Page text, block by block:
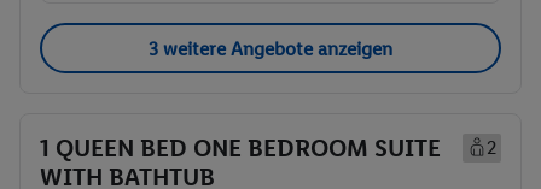
3 weitere Angebote anzeigen
1 QUEEN BED ONE BEDROOM SUITE
WITH BATHTUB
2